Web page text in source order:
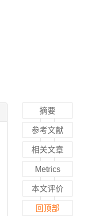
摘要
参考文献
相关文章
Metrics
本文评价
回顶部